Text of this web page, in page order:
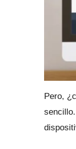
Pero,
sencillo.